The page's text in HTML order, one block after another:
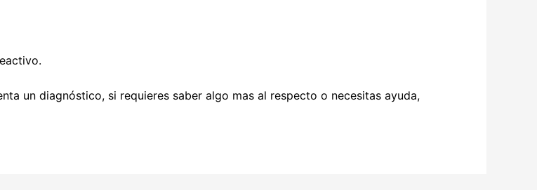
un diagnóstico, si requieres saber algo mas al respecto o necesitas ayuda,